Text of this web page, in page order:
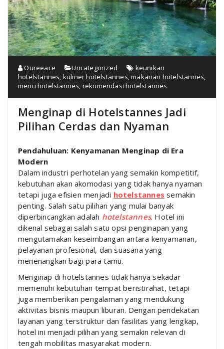
Oureeace Uncategorized
keunikan
hotelstannes, kuliner hotelstannes,makanan hotelstannes,
menu hotelstannes, rekomendasi hotelstannes
Menginap di Hotelstannes Jadi
Pilihan Cerdas dan Nyaman
Pendahuluan: Kenyamanan Menginap di Era
Modern
Dalam industri perhotelan yang semakin kompetitif,
kebutuhan akan akomodasi yang tidak hanya nyaman
tetapi juga efisien menjadi hotelstannes semakin
penting. Salah satu pilihan yang mulai banyak
diperbincangkan adalah hotelstannes. Hotel ini
dikenal sebagai salah satu opsi penginapan yang
mengutamakan keseimbangan antara kenyamanan,
pelayanan profesional, dan suasana yang
menenangkan bagi para tamu.
Menginap di hotelstannes tidak hanya sekadar
memenuhi kebutuhan tempat beristirahat, tetapi
juga memberikan pengalaman yang mendukung
aktivitas bisnis maupun liburan. Dengan pendekatan
layanan yang terstruktur dan fasilitas yang lengkap,
hotel ini menjadi pilihan yang semakin relevan di
tengah mobilitas masyarakat modern.